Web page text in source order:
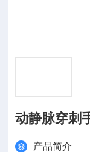
动静脉穿刺
产品简介